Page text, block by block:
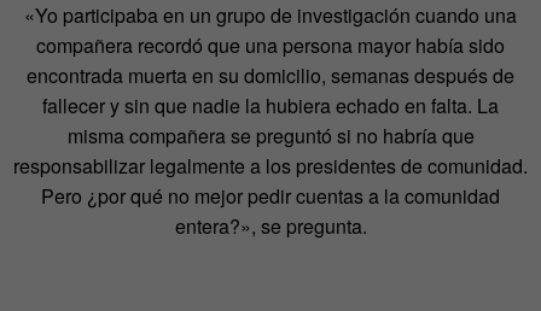
«Yo participaba en un grupo de investigación cuando una
compañera recordó que una persona mayor había sido
encontrada muerta en su domicilio, semanas después de
fallecer y sin que nadie la hubiera echado en falta. La
misma compañera se preguntó si no habría que
responsabilizar legalmente a los presidentes de comunidad.
Pero ¿por qué no mejor pedir cuentas a la comunidad
entera?», se pregunta.